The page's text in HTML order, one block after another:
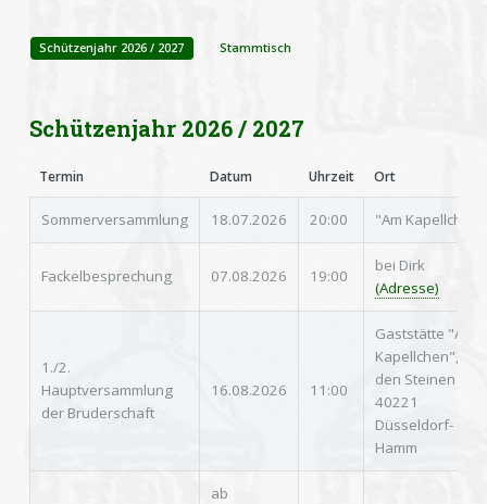
Schützenjahr 2026 / 2027 Stammtisch
Schützenjahr 2026 / 2027
Termin Datum Uhrzeit Ort
Sommerversammlung 18.07.2026 20:00 "Am Kapellchen"
Fackelbesprechung 07.08.2026 19:00
bei Dirk
(Adresse)
1./2.
Hauptversammlung
der Bruderschaft
16.08.2026 11:00
Gaststätte "Am
Kapellchen", Auf
den Steinen 2a,
40221
Düsseldorf-
Hamm
ab